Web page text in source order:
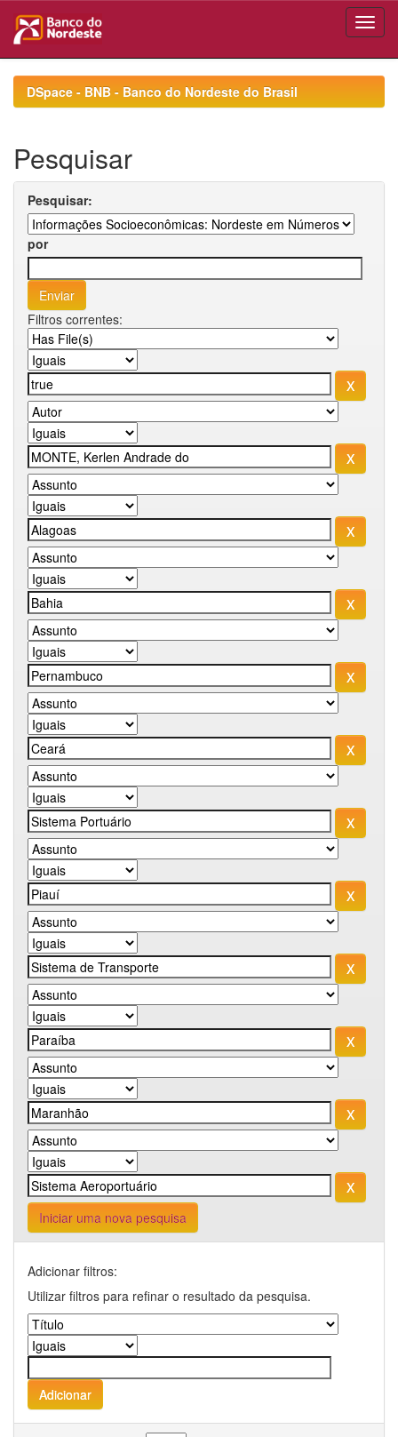
navigationDSpace - BNB - Banco do Nordeste do Brasil
Pesquisar
Pesquisar:
por
Filtros correntes:
Iniciar uma nova pesquisa
Adicionar filtros:
Utilizar filtros para refinar o resultado da pesquisa.